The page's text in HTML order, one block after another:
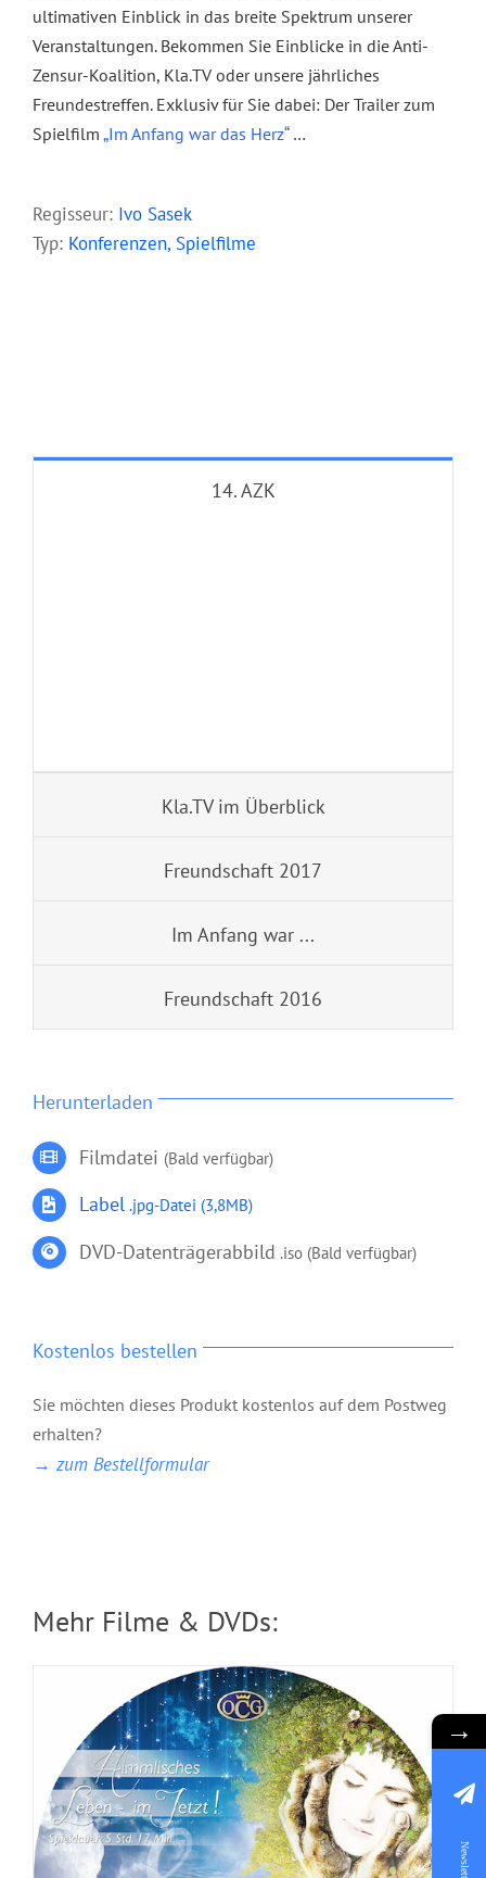
ultimativen Einblick in das breite Spektrum unserer
Veranstaltungen. Bekommen Sie Einblicke in die Anti-
Zensur-Koalition, Kla.TV oder unsere jährliches
Freundestreffen. Exklusiv für Sie dabei: Der Trailer zum
Spielfilm „Im Anfang war das Herz“…
Regisseur: Ivo Sasek
Typ: Konferenzen, Spielfilme
14. AZK
Kla.TV im Überblick
Freundschaft 2017
Im Anfang war ...
Freundschaft 2016
Herunterladen
Filmdatei (Bald verfügbar)
Label .jpg-Datei (3,8MB)
DVD-Datenträgerabbild .iso (Bald verfügbar)
Kostenlos bestellen
Sie möchten dieses Produkt kostenlos auf dem Postweg
erhalten?
→ zum Bestellformular
Mehr Filme & DVDs:
Himmlisches Leben und Göttliche
→
Newsletter